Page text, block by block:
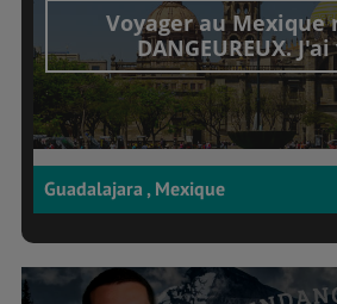
Voyager au Mexique
DANGEUREUX.
Guadalajara , Mexique